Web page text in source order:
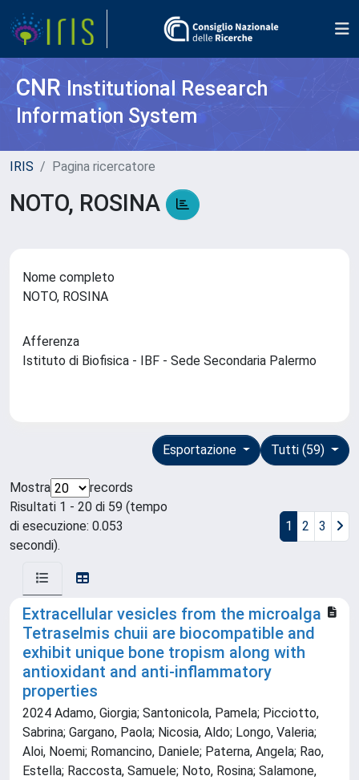
CNR Institutional Research
Information System
IRIS Pagina ricercatore
NOTO, ROSINA
Nome completo
NOTO, ROSINA
Afferenza
Istituto di Biofisica - IBF - Sede Secondaria Palermo
Tutti (59)
Esportazione
Mostra
records
Risultati 1 - 20 di 59 (tempo
di esecuzione: 0.053
secondi).
1 2 3
Extracellular vesicles from the microalga
Tetraselmis chuii are biocompatible and
exhibit unique bone tropism along with
antioxidant and anti-inflammatory
properties
2024 Adamo, Giorgia; Santonicola, Pamela; Picciotto,
Sabrina; Gargano, Paola; Nicosia, Aldo; Longo, Valeria;
Aloi, Noemi; Romancino, Daniele; Paterna, Angela; Rao,
Estella; Raccosta, Samuele; Noto, Rosina; Salamone,